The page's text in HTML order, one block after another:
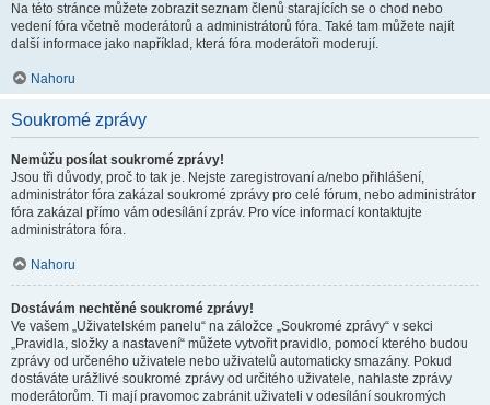
Na této stránce můžete zobrazit seznam členů starajících se o chod nebo
vedení fóra včetně moderátorů a administrátorů fóra. Také tam můžete najít
další informace jako například, která fóra moderátoři moderují.
Nahoru
Soukromé zprávy
Nemůžu posílat soukromé zprávy!
Jsou tři důvody, proč to tak je. Nejste zaregistrovaní a/nebo přihlášení,
administrátor fóra zakázal soukromé zprávy pro celé fórum, nebo administrátor
fóra zakázal přímo vám odesílání zpráv. Pro více informací kontaktujte
administrátora fóra.
Nahoru
Dostávám nechtěné soukromé zprávy!
Ve vašem „Uživatelském panelu“ na záložce „Soukromé zprávy“ v sekci
„Pravidla, složky a nastavení“ můžete vytvořit pravidlo, pomocí kterého budou
zprávy od určeného uživatele nebo uživatelů automaticky smazány. Pokud
dostáváte urážlivé soukromé zprávy od určitého uživatele, nahlaste zprávy
moderátorům. Ti mají pravomoc zabránit uživateli v odesílání soukromých